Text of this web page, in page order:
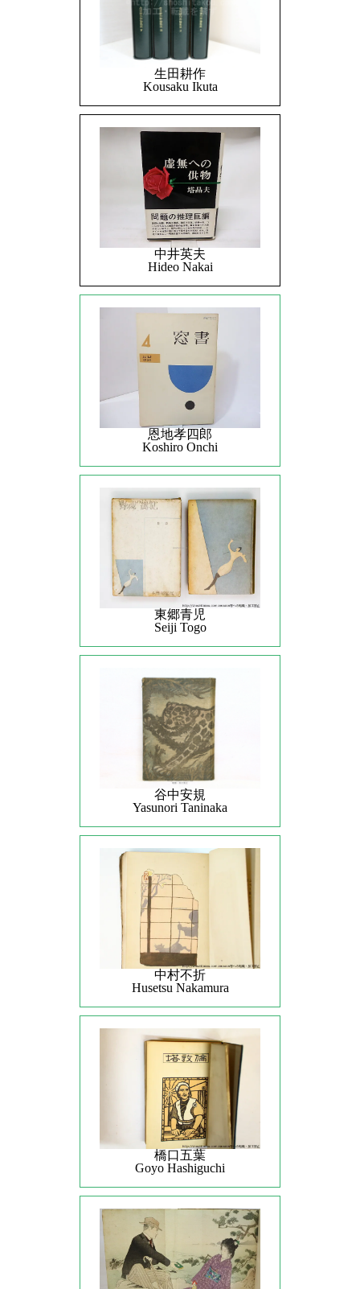
生田耕作
Kousaku Ikuta
中井英夫
Hideo Nakai
恩地孝四郎
Koshiro Onchi
東郷青児
Seiji Togo
谷中安規
Yasunori Taninaka
中村不折
Husetsu Nakamura
橋口五葉
Goyo Hashiguchi